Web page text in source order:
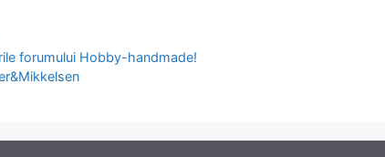
forumului Hobby-handmade!